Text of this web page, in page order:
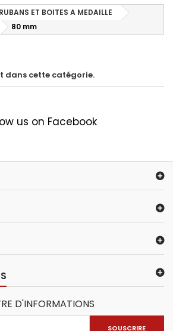
ET BOITES A MEDAILLE
80 mm
dans cette catégorie.
us on Facebook
D'INFORMATIONS
SOUSCRIRE